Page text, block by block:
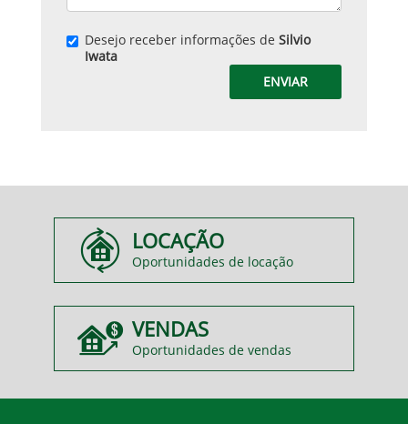
Desejo receber informações de Silvio
Iwata
ENVIAR
LOCAÇÃO
Oportunidades de locação
VENDAS
Oportunidades de vendas